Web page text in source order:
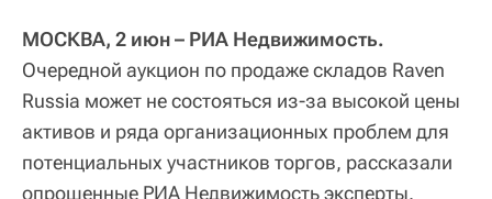
МОСКВА, 2 июн – РИА Недвижимость.
Очередной аукцион по продаже складов Raven
Russia может не состояться из-за высокой цены
активов и ряда организационных проблем для
потенциальных участников торгов, рассказали
опрошенные РИА Недвижимость эксперты.